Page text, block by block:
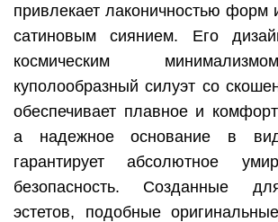
привлекает лаконичностью форм
сатиновым сиянием. Его
космическим
куполообразный силуэт со
обеспечивает плавное и
а надежное основание в
гарантирует абсолютное
безопасность. Созданные
эстетов, подобные